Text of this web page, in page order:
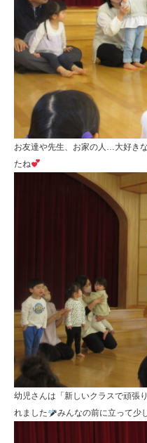
お友達や先生、お家の人…大好き
たね
幼児さんは「新しいクラスで頑張
れました
みんなの前に立って少